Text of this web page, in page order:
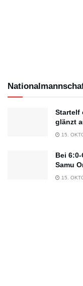
Startelf
glänzt
15.
Bei
Samu
15.